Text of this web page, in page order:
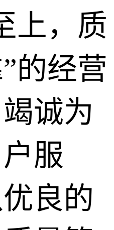
上，质
的经营
诚为
服
良的